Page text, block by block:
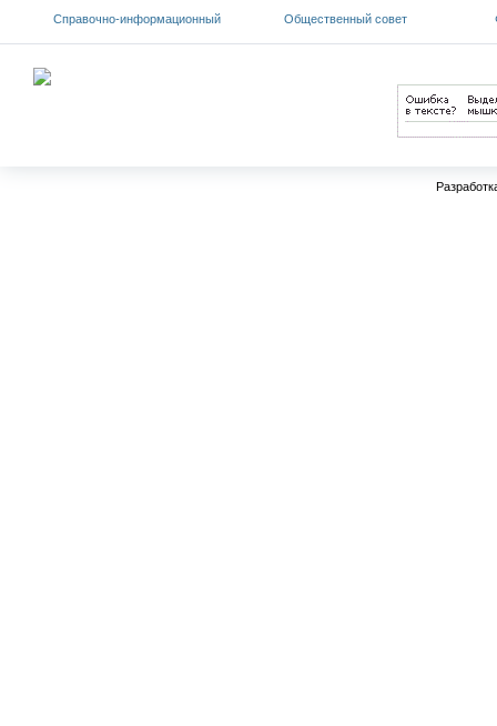
Общественный совет
Министерства образования и
Федеральный портал
«Российское образование»